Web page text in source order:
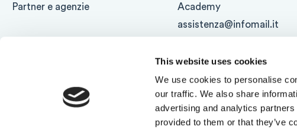
This website uses cookies
We use cookies to personalise
our traffic. We also share
advertising and analytics
provided to them or that they’ve
Partner e agenzie
Academy
assistenza@infomail.it